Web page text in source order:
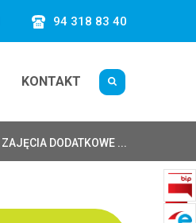
94 318 83 40
KONTAKT
ZAJĘCIA DODATKOWE ...